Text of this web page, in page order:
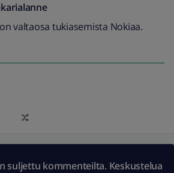
valtaosa tukiasemista Nokiaa.
suljettu kommenteilta. Keskustelua